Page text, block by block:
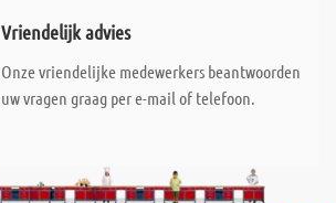
Vriendelijk advies
Onze vriendelijke medewerkers beantwoorden
uw vragen graag per e-mail of telefoon.